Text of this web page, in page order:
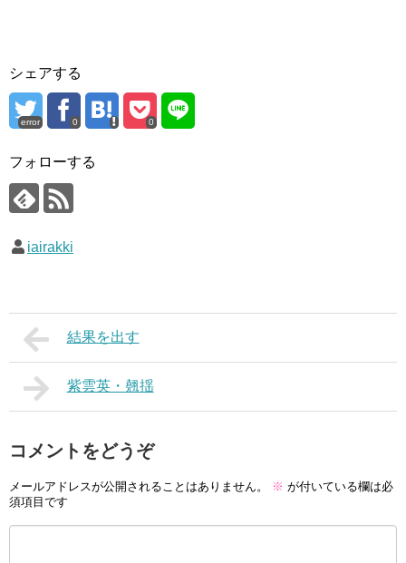
シェアする
error 0 0
フォローする
iairakki
結果を出す
紫雲英・翹揺
コメントをどうぞ
メールアドレスが公開されることはありません。 ※ が付いている欄は必
須項目です